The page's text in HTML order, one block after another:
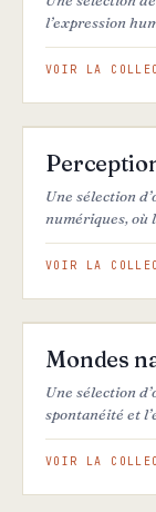
l’expression
l’ombre pour
VOIR LA
25 ŒUVRES
Une sélection
numériques, où
réinventées.
VOIR LA
25 ŒUVRES
Mondes
Une sélection
spontanéité et
en visions
VOIR LA